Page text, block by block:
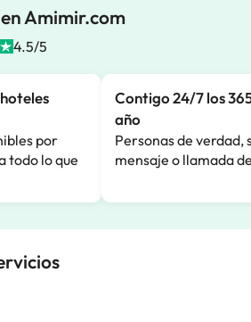
Amimir.com
4.5/5
por
todo lo que
Contigo 24/7 los
año
Personas de verdad,
mensaje o llamada